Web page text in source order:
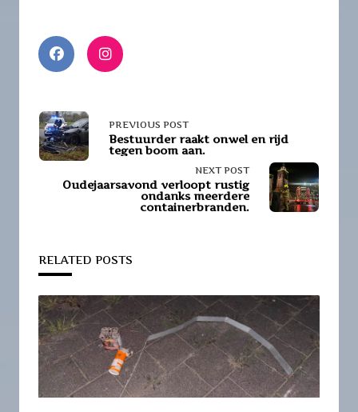
<span
class="nav-
subtitle
reader-
text">Page</span>
PREVIOUS POST
Bestuurder raakt onwel en rijd
tegen boom aan.
NEXT POST
Oudejaarsavond verloopt rustig
ondanks meerdere
containerbranden.
RELATED POSTS